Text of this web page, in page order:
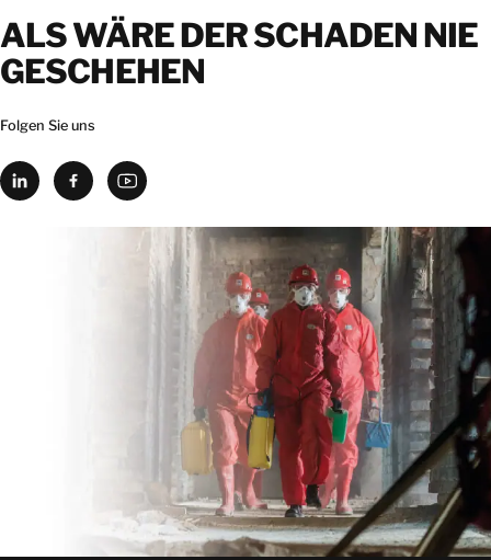
ALS WÄRE DER SCHADEN NIE
GESCHEHEN
Folgen Sie uns